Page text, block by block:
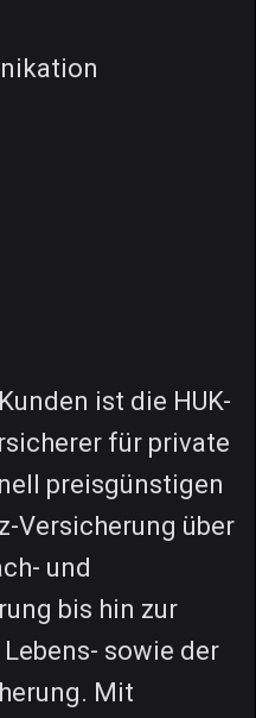
ist die HUK-
für private
preisgünstigen
Versicherung über
und
bis hin zur
sowie der
Mit